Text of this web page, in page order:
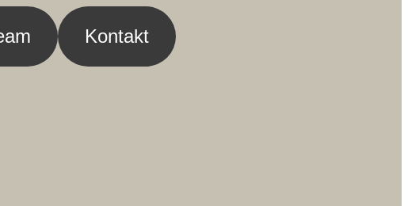
Kontakt